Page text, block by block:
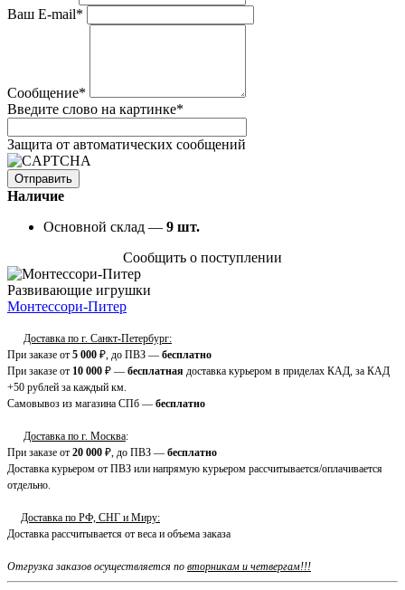
Ваш E-mail*
Сообщение*
Введите слово на картинке*
Защита от автоматических сообщений
Наличие
Основной склад — 9 шт.
Сообщить о поступлении
Развивающие игрушки
Монтессори-Питер
Доставка по г. Санкт-Петербург:
При заказе от 5 000 ₽, до ПВЗ — бесплатно
При заказе от 10 000 ₽ — бесплатная доставка курьером в приделах КАД, за КАД
+50 рублей за каждый км.
Самовывоз из магазина СПб — бесплатно
Доставка по г. Москва:
При заказе от 20 000 ₽, до ПВЗ — бесплатно
Доставка курьером от ПВЗ или напрямую курьером рассчитывается/оплачивается
отдельно.
Доставка по РФ, СНГ и Миру:
Доставка рассчитывается от веса и объема заказа
Отгрузка заказов осуществляется по вторникам и четвергам!!!